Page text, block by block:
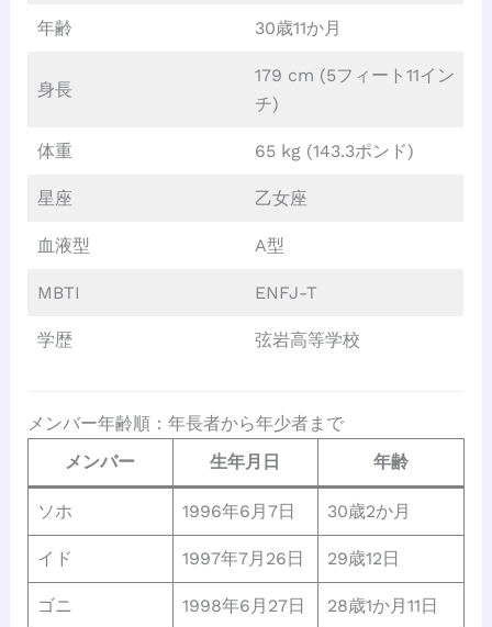
年齢 30歳11か月
身長
179 cm (5フィート11イン
チ)
体重 65 kg (143.3ポンド)
星座 乙女座
血液型 A型
MBTI ENFJ-T
学歴 弦岩高等学校
メンバー年齢順：年長者から年少者まで
メンバー
生年月日 年齢
ソホ 1996年6月7日 30歳2か月
イド 1997年7月26日 29歳12日
ゴニ 1998年6月27日 28歳1か月11日